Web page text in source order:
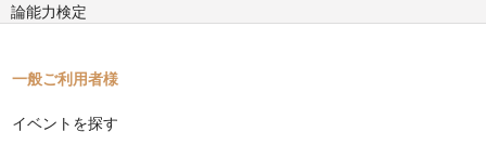
論能力検定
一般ご利用者様
イベントを探す